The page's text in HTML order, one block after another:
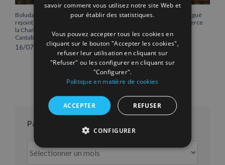
Boluda Corporación Marítima
rejoint l’Assemblée plénière de
la Chambre de commerce de
Cantabrie
16/07/2026
Vicente Boluda Fos distingué
par la Chambre de commerce
de Séville.
12/06/2026
Par mois
Par
mois
FRENCH
savoir comment vous utilisez notre site Web et
pour établir des statistiques.
Vous pouvez accepter tous les cookies en
cliquant sur le bouton "Accepter les cookies",
refuser leur utilisation en cliquant sur
"Refuser" ou les configurer en cliquant sur
"Configurer".
Politique en matière de cookies
ACCEPTER REFUSER
CONFIGURER